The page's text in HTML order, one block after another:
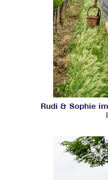
Rudi & Sophie